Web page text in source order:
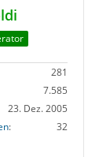
281
7.585
23. Dez. 2005
32